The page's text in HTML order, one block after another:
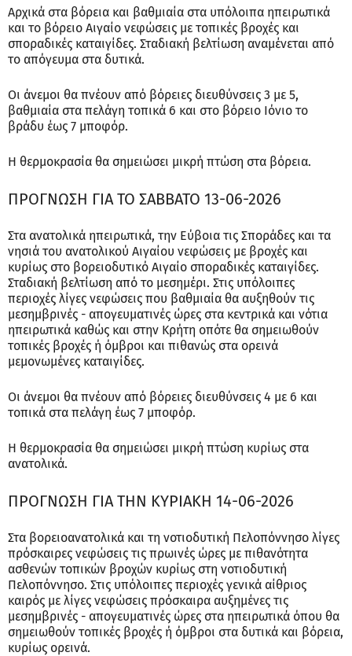
Αρχικά στα βόρεια και βαθμιαία στα υπόλοιπα ηπειρωτικά
και το βόρειο Αιγαίο νεφώσεις με τοπικές βροχές και
σποραδικές καταιγίδες. Σταδιακή βελτίωση αναμένεται από
το απόγευμα στα δυτικά.
Οι άνεμοι θα πνέουν από βόρειες διευθύνσεις 3 με 5,
βαθμιαία στα πελάγη τοπικά 6 και στο βόρειο Ιόνιο το
βράδυ έως 7 μποφόρ.
Η θερμοκρασία θα σημειώσει μικρή πτώση στα βόρεια.
ΠΡΟΓΝΩΣΗ ΓΙΑ ΤΟ ΣΑΒΒΑΤΟ 13-06-2026
Στα ανατολικά ηπειρωτικά, την Εύβοια τις Σποράδες και τα
νησιά του ανατολικού Αιγαίου νεφώσεις με βροχές και
κυρίως στο βορειοδυτικό Αιγαίο σποραδικές καταιγίδες.
Σταδιακή βελτίωση από το μεσημέρι. Στις υπόλοιπες
περιοχές λίγες νεφώσεις που βαθμιαία θα αυξηθούν τις
μεσημβρινές - απογευματινές ώρες στα κεντρικά και νότια
ηπειρωτικά καθώς και στην Κρήτη οπότε θα σημειωθούν
τοπικές βροχές ή όμβροι και πιθανώς στα ορεινά
μεμονωμένες καταιγίδες.
Οι άνεμοι θα πνέουν από βόρειες διευθύνσεις 4 με 6 και
τοπικά στα πελάγη έως 7 μποφόρ.
Η θερμοκρασία θα σημειώσει μικρή πτώση κυρίως στα
ανατολικά.
ΠΡΟΓΝΩΣΗ ΓΙΑ ΤΗΝ ΚΥΡΙΑΚΗ 14-06-2026
Στα βορειοανατολικά και τη νοτιοδυτική Πελοπόννησο λίγες
πρόσκαιρες νεφώσεις τις πρωινές ώρες με πιθανότητα
ασθενών τοπικών βροχών κυρίως στη νοτιοδυτική
Πελοπόννησο. Στις υπόλοιπες περιοχές γενικά αίθριος
καιρός με λίγες νεφώσεις πρόσκαιρα αυξημένες τις
μεσημβρινές - απογευματινές ώρες στα ηπειρωτικά όπου θα
σημειωθούν τοπικές βροχές ή όμβροι στα δυτικά και βόρεια,
κυρίως ορεινά.